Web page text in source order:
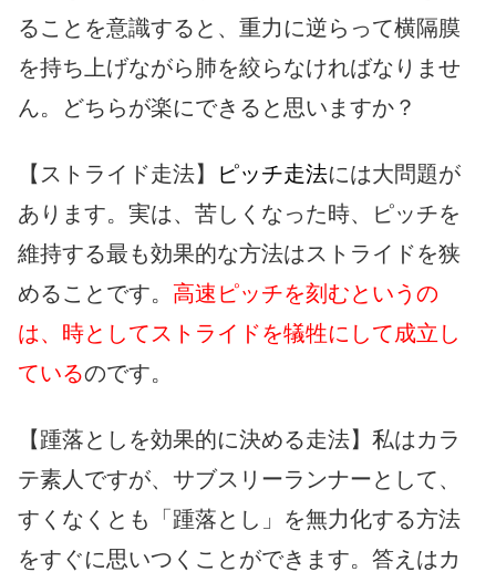
ることを意識すると、重力に逆らって横隔膜
を持ち上げながら肺を絞らなければなりませ
ん。どちらが楽にできると思いますか？
【ストライド走法】 ピッチ走法には大問題が
あります。実は、苦しくなった時、ピッチを
維持する最も効果的な方法はストライドを狭
めることです。 高速ピッチを刻むというの
は、時としてストライドを犠牲にして成立し
ているのです。
【踵落としを効果的に決める走法】私はカラ
テ素人ですが、サブスリーランナーとして、
すくなくとも「踵落とし」を無力化する方法
をすぐに思いつくことができます。答えはカ